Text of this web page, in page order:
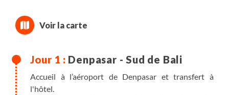
Denpasar - Sud de Bali
Accueil à l’aéroport de Denpasar et transfert à
l'hôtel.